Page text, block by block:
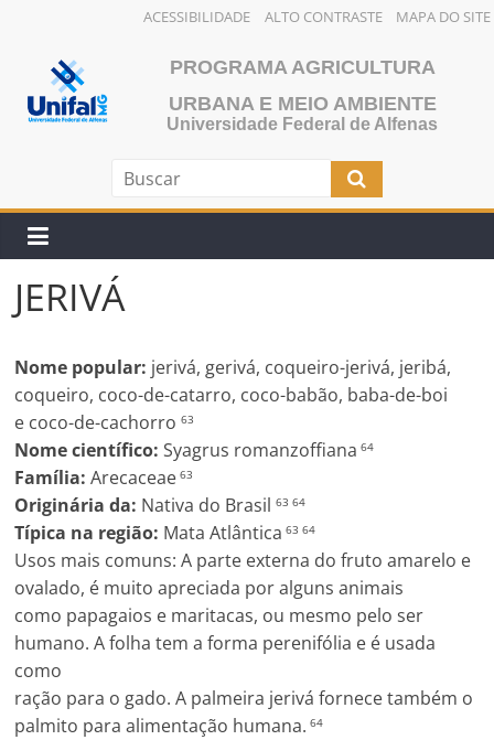
ACESSIBILIDADE ALTO CONTRASTE MAPA DO SITE
conteúdo
PROGRAMA AGRICULTURA
URBANA E MEIO AMBIENTE
Universidade Federal de Alfenas
JERIVÁ
Nome popular: jerivá, gerivá, coqueiro-jerivá, jeribá,
coqueiro, coco-de-catarro, coco-babão, baba-de-boi
e coco-de-cachorro63
Nome científico: Syagrus romanzoffiana 64
Família: Arecaceae 63
Originária da: Nativa do Brasil63 64
Típica na região: Mata Atlântica 63 64
Usos mais comuns: A parte externa do fruto amarelo e
ovalado, é muito apreciada por alguns animais
como papagaios e maritacas, ou mesmo pelo ser
humano. A folha tem a forma perenifólia e é usada
como
ração para o gado. A palmeira jerivá fornece também o
palmito para alimentação humana. 64